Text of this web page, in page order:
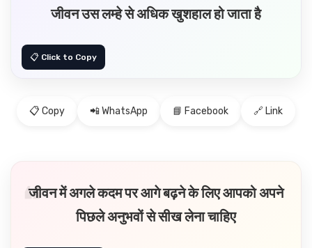
जीवन उस लम्हे से अधिक खुशहाल हो जाता है
📋 Copy 📲 WhatsApp 📘 Facebook 🔗 Link
जीवन में अगले कदम पर आगे बढ़ने के लिए आपको अपने
पिछले अनुभवों से सीख लेना चाहिए